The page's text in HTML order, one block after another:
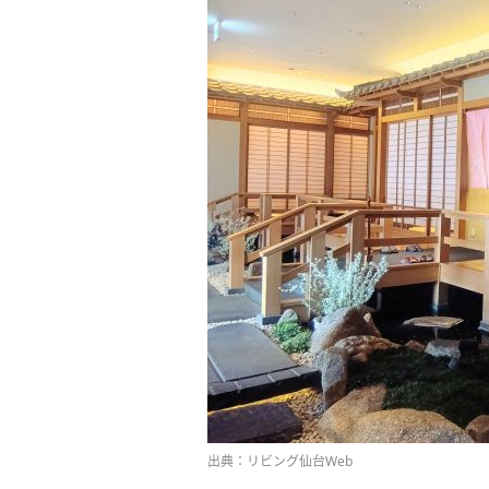
出典：リビング仙台Web